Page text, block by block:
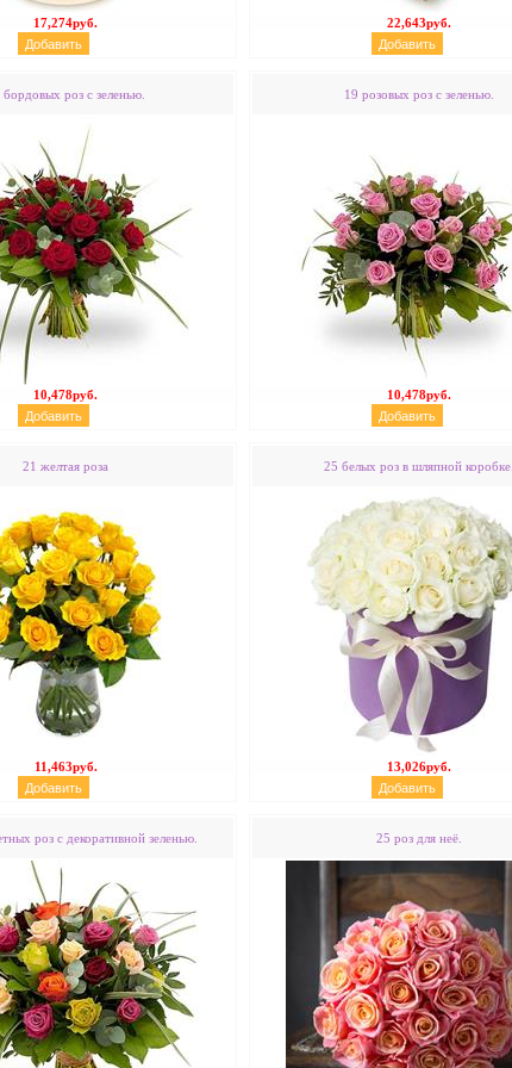
17,274руб. 22,643руб.
бордовых роз с зеленью.
10,478руб.
19 розовых роз с зеленью.
10,478руб.
21 желтая роза
11,463руб.
25 белых роз в шляпной коробке.
13,026руб.
роз с декоративной зеленью. 25 роз для неё.